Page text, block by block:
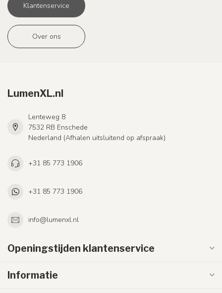
Klantenservice
Over ons
LumenXL.nl
Lenteweg 8
7532 RB Enschede
Nederland (Afhalen uitsluitend op afspraak)
+31 85 773 1906
+31 85 773 1906
info@lumenxl.nl
Openingstijden klantenservice
Informatie